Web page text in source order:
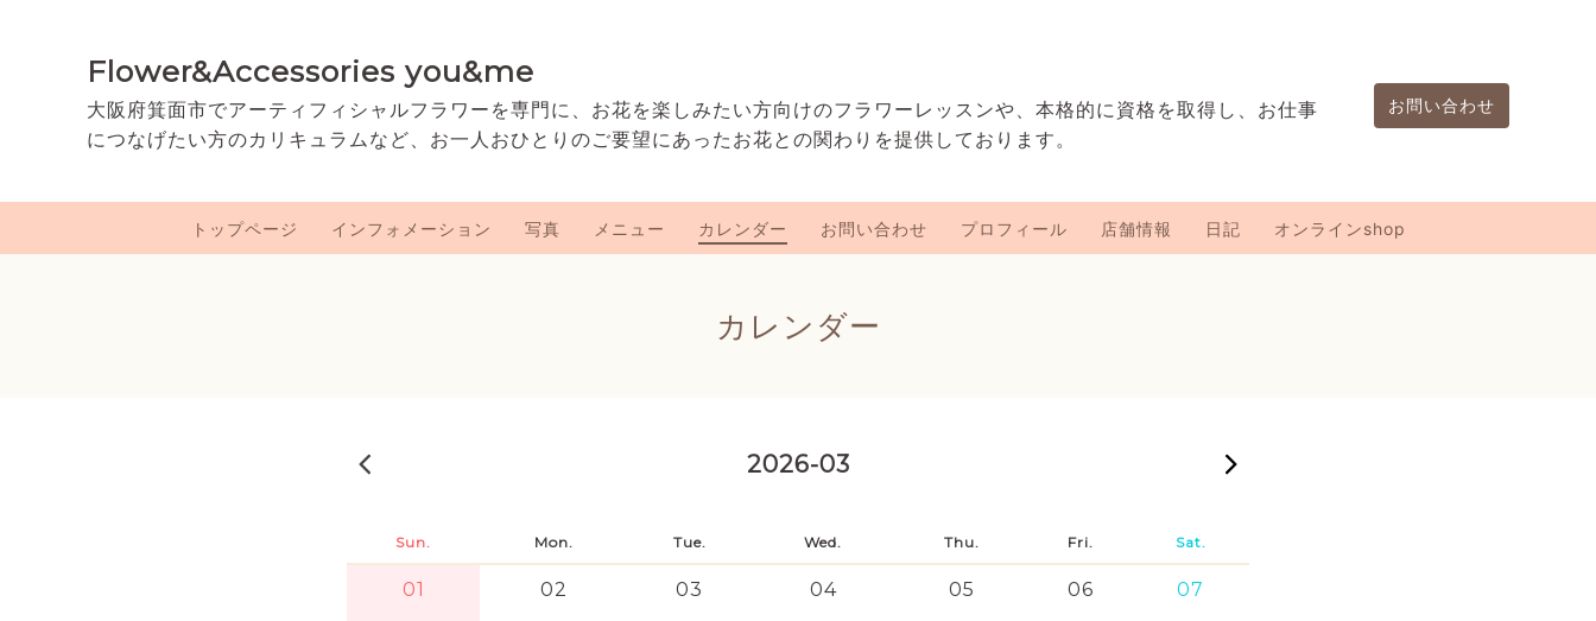
Flower&Accessories you&me
大阪府箕面市でアーティフィシャルフラワーを専門に、お花を楽しみたい方向けのフラワーレッスンや、本格的に資格を取得し、お仕事
につなげたい方のカリキュラムなど、お一人おひとりのご要望にあったお花との関わりを提供しております。
お問い合わせ
トップページ インフォメーション 写真 メニュー カレンダー お問い合わせ プロフィール 店舗情報 日記 オンラインshop
カレンダー
2026-03
Sun. Mon. Tue. Wed. Thu. Fri. Sat.
01 02 03 04 05 06 07